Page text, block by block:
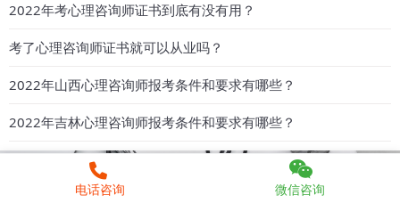
2022年考心理咨询师证书到底有没有用？
考了心理咨询师证书就可以从业吗？
2022年山西心理咨询师报考条件和要求有哪些？
2022年吉林心理咨询师报考条件和要求有哪些？
电话咨询 微信咨询